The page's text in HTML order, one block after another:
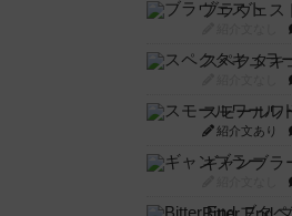
ブラヴェス
スペクタキ
スモールワ
紹介文あり
ギャンブラ